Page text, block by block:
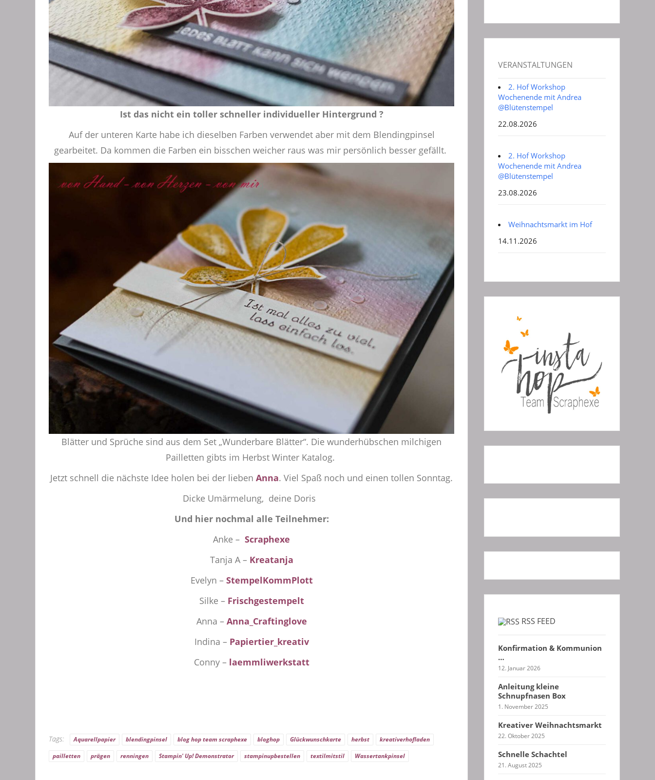
Ist das nicht ein toller schneller individueller Hintergrund ?
Auf der unteren Karte habe ich dieselben Farben verwendet aber mit dem Blendingpinsel
gearbeitet. Da kommen die Farben ein bisschen weicher raus was mir persönlich besser gefällt.
Blätter und Sprüche sind aus dem Set „Wunderbare Blätter“. Die wunderhübschen milchigen
Pailletten gibts im Herbst Winter Katalog.
Jetzt schnell die nächste Idee holen bei der lieben Anna. Viel Spaß noch und einen tollen Sonntag.
Dicke Umärmelung, deine Doris
Und hier nochmal alle Teilnehmer:
Anke – Scraphexe
Tanja A – Kreatanja
Evelyn – StempelKommPlott
Silke – Frischgestempelt
Anna – Anna_Craftinglove
Indina – Papiertier_kreativ
Conny – laemmliwerkstatt
Tags: Aquarellpapier blendingpinsel blog hop team scraphexe bloghop Glückwunschkarte herbst
kreativerhofladen
pailletten
prägen renningen Stampin' Up! Demonstrator stampinupbestellen textilmitstil Wassertankpinsel
VERANSTALTUNGEN
2. Hof Workshop
Wochenende mit Andrea
@Blütenstempel
22.08.2026
2. Hof Workshop
Wochenende mit Andrea
@Blütenstempel
23.08.2026
Weihnachtsmarkt im Hof
14.11.2026
RSS FEED
Konfirmation & Kommunion
…
12. Januar 2026
Anleitung kleine
Schnupfnasen Box
1. November 2025
Kreativer Weihnachtsmarkt
22. Oktober 2025
Schnelle Schachtel
21. August 2025